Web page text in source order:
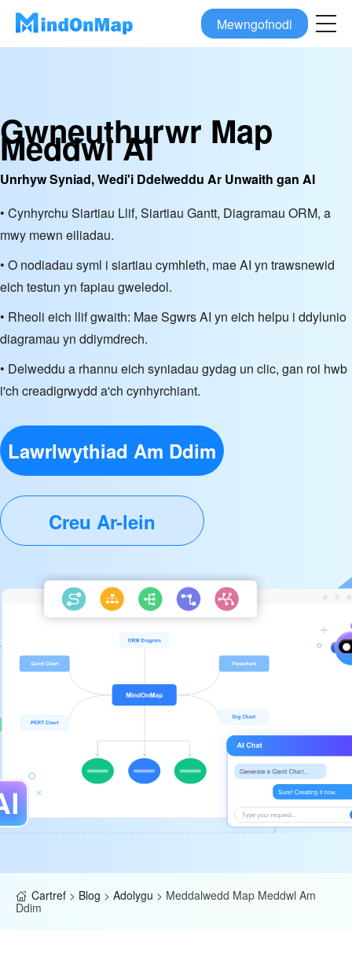
Mewngofnodi
Gwneuthurwr Map
Meddwl AI
Unrhyw Syniad, Wedi'i Ddelweddu Ar Unwaith gan AI
• Cynhyrchu Siartiau Llif, Siartiau Gantt, Diagramau ORM, a
mwy mewn eiliadau.
• O nodiadau syml i siartiau cymhleth, mae AI yn trawsnewid
eich testun yn fapiau gweledol.
• Rheoli eich llif gwaith: Mae Sgwrs AI yn eich helpu i ddylunio
diagramau yn ddiymdrech.
• Delweddu a rhannu eich syniadau gydag un clic, gan roi hwb
i'ch creadigrwydd a'ch cynhyrchiant.
Lawrlwythiad Am Ddim
Creu Ar-lein
Cartref > Blog > Adolygu > Meddalwedd Map Meddwl Am
Ddim